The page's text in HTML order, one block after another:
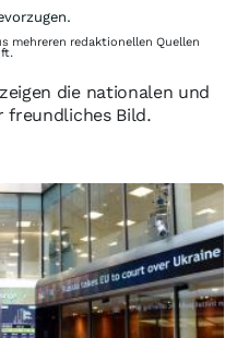
die nationalen und
freundliches Bild.
mehreren redaktionellen Quellen